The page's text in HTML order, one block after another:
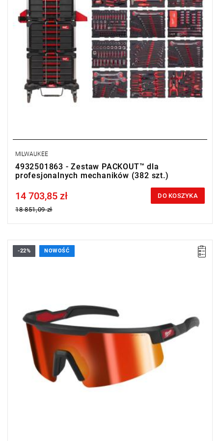
posiadających NIP.
MILWAUKEE
4932501863 - Zestaw PACKOUT™ dla
profesjonalnych mechaników (382 szt.)
Price tax included
14 703,85 zł
18 851,09 zł
DO KOSZYKA
Okulary ochronne Milwaukee zapewniają wysoki komfort
-22% NOWOŚĆ